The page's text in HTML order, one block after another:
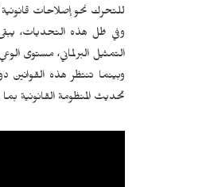
للتحرك نحو إصلاحات قانونية
وفي ظل هذه التحديات، يبقى
التمثيل البرلماني، مستوى
وبينما تنتظر هذه
تحديث المنظومة القانونية